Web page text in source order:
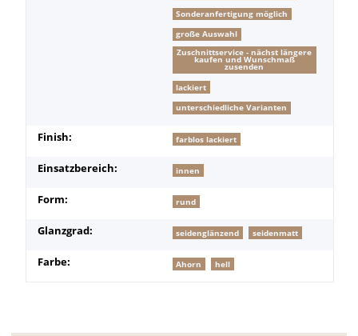
Sonderanfertigung möglich
große Auswahl
Zuschnittservice - nächst längere
kaufen und Wunschmaß
zusenden
lackiert
unterschiedliche Varianten
Finish: farblos lackiert
Einsatzbereich: innen
Form: rund
Glanzgrad: seidenglänzend seidenmatt
Farbe: Ahorn hell